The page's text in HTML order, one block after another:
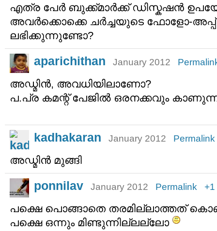
എത്ര പേര്‍ ബുക്ക്മാര്‍ക്ക് ഡിസ്കഷന്‍
അവര്‍ക്കൊക്കെ ചര്‍ച്ചയുടെ ഫോളോ-
ലഭിക്കുന്നുണ്ടോ?
aparichithan January 2012
അഡ്മിൻ, അവധിയിലാണോ?
പ.പ്ര കമന്റ് പേജിൽ ഒരനക്കവും
kadhakaran January 2012 Permalink
അഡ്മിന്‍ മുങ്ങി
ponnilav January 2012 Permalink +1
പക്ഷെ പൊങ്ങാതെ തരമില്ലാത്തത്
പക്ഷെ ഒന്നും മിണ്ടുന്നില്ലല്ലോ